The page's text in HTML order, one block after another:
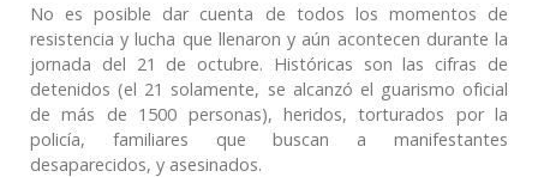
No es posible dar cuenta de todos los momentos de
resistencia y lucha que llenaron y aún acontecen durante la
jornada del 21 de octubre. Históricas son las cifras de
detenidos (el 21 solamente, se alcanzó el guarismo oficial
de más de 1500 personas), heridos, torturados por la
policía, familiares que buscan a manifestantes
desaparecidos, y asesinados.